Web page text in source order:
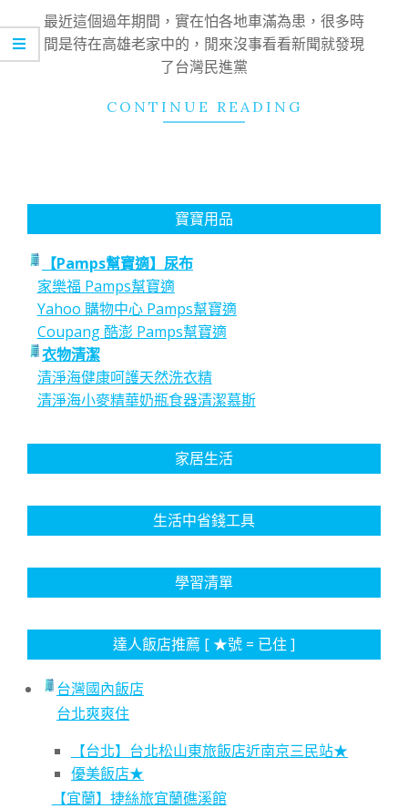
04
最近這個過年期間，實在怕各地車滿為患，很多時
間是待在高雄老家中的，閒來沒事看看新聞就發現
了台灣民進黨
CONTINUE READING
寶寶用品
【Pamps幫寶適】尿布
家樂福 Pamps幫寶適
Yahoo 購物中心 Pamps幫寶適
Coupang 酷澎 Pamps幫寶適
衣物清潔
清淨海健康呵護天然洗衣精
清淨海小麥精華奶瓶食器清潔慕斯
家居生活
生活中省錢工具
學習清單
達人飯店推薦 [ ★號 = 已住 ]
台灣國內飯店
台北爽爽住
【台北】台北松山東旅飯店近南京三民站★
優美飯店★
【宜蘭】捷絲旅宜蘭礁溪館